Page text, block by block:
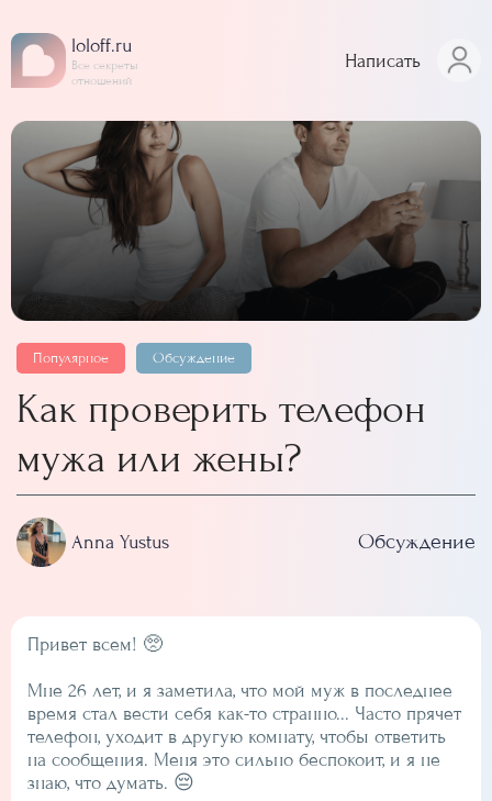
loloff.ru
Все секреты
отношений
Написать
Популярное Обсуждение
Как проверить телефон
мужа или жены?
Anna Yustus Обсуждение
Привет всем! 🥺
Мне 26 лет, и я заметила, что мой муж в последнее
время стал вести себя как-то странно... Часто прячет
телефон, уходит в другую комнату, чтобы ответить
на сообщения. Меня это сильно беспокоит, и я не
знаю, что думать. 😔